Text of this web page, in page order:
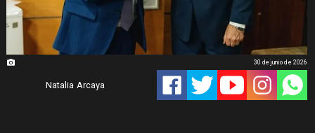
Natalia Arcaya
30 de junio de 2026